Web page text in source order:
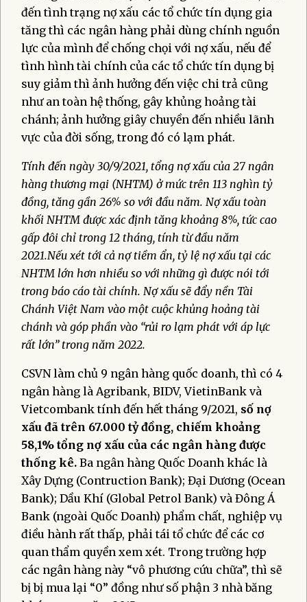
đến tình trạng nợ xấu các tổ chức tín dụng gia
tăng thì các ngân hàng phải dùng chính nguồn
lực của mình để chống chọi với nợ xấu, nếu để
tình hình tài chính của các tổ chức tín dụng bị
suy giảm thì ảnh hưởng đến việc chi trả cũng
như an toàn hệ thống, gây khủng hoảng tài
chánh; ảnh hưởng giây chuyền đến nhiều lãnh
vực của đời sống, trong đó có lạm phát.
Tính đến ngày 30/9/2021, tổng nợ xấu của 27 ngân
hàng thương mại (NHTM) ở mức trên 113 nghìn tỷ
đồng, tăng gần 26% so với đầu năm. Nợ xấu toàn
khối NHTM được xác định tăng khoảng 8%, tức cao
gấp đôi chỉ trong 12 tháng, tính từ đầu năm
2021.Nếu xét tới cả nợ tiềm ẩn, tỷ lệ nợ xấu tại các
NHTM lớn hơn nhiều so với những gì được nói tới
trong báo cáo tài chính. Nợ xấu sẽ đẩy nền Tài
Chánh Việt Nam vào một cuộc khủng hoảng tài
chánh và góp phần vào “rủi ro lạm phát với áp lực
rất lớn” trong năm 2022.
CSVN làm chủ 9 ngân hàng quốc doanh, thì có 4
ngân hàng là Agribank, BIDV, VietinBank và
Vietcombank tính đến hết tháng 9/2021, số nợ
xấu đã trên 67.000 tỷ đồng, chiếm khoảng
58,1% tổng nợ xấu của các ngân hàng được
thống kê. Ba ngân hàng Quốc Doanh khác là
Xây Dựng (Contruction Bank); Đại Dương (Ocean
Bank); Dầu Khí (Global Petrol Bank) và Đông Á
Bank (ngoài Quốc Doanh) phẩm chất, nghiệp vụ
điều hành rất thấp, phải tái tổ chức để các cơ
quan thẩm quyền xem xét. Trong trường hợp
các ngân hàng này “vô phương cứu chữa”, thì sẽ
bị bị mua lại “0” đồng như số phận 3 nhà băng